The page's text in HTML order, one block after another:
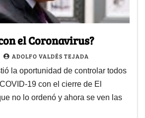
el Coronavirus?
ADOLFO VALDÉS TEJADA
la oportunidad de controlar todos
19 con el cierre de El
no lo ordenó y ahora se ven las